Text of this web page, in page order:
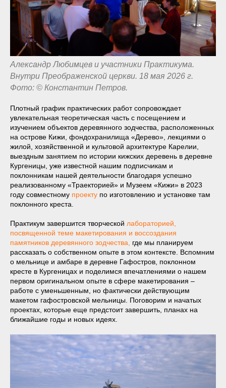
Александр Любимцев и участники Практикума.
Внутри Преображенской церкви. 18 мая 2026 г.
Фото: © Константин Петров.
Плотный график практических работ сопровождает
увлекательная теоретическая часть с посещением и
изучением объектов деревянного зодчества, расположенных
на острове Кижи, фондохранилища «Дерево», лекциями о
жилой, хозяйственной и культовой архитектуре Карелии,
выездным занятием по истории кижских деревень в деревне
Кургеницы, уже известной нашим подписчикам и
поклонникам нашей деятельности благодаря успешно
реализованному «Траекторией» и Музеем «Кижи» в 2023
году совместному проекту по изготовлению и установке там
поклонного креста.
Практикум завершится творческой лабораторией,
посвященной теме макетирования и воссоздания
памятников деревянного зодчества,
где мы планируем
рассказать о собственном опыте в этом контексте. Вспомним
о мельнице и амбаре в деревне Гафостров, поклонном
кресте в Кургеницах и поделимся впечатлениями о нашем
первом оригинальном опыте в сфере макетирования –
работе с уменьшенным, но фактически действующим
макетом гафостровской мельницы. Поговорим и начатых
проектах, которые еще предстоит завершить, планах на
ближайшие годы и новых идеях.